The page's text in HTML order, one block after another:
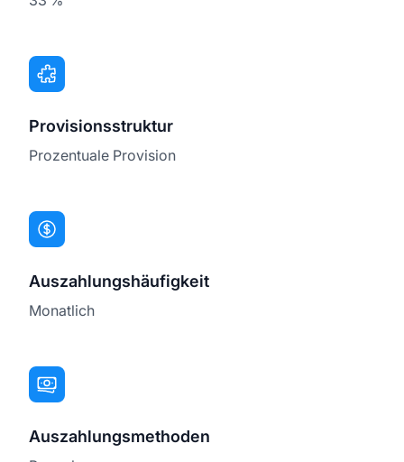
Provisionsstruktur
Prozentuale Provision
Auszahlungshäufigkeit
Monatlich
Auszahlungsmethoden